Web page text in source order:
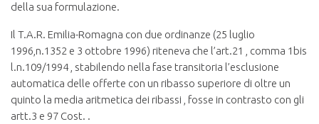
della sua formulazione.
Il T.A.R. Emilia-Romagna con due ordinanze (25 luglio
1996,n.1352 e 3 ottobre 1996) riteneva che l’art.21 , comma 1bis
l.n.109/1994 , stabilendo nella fase transitoria l’esclusione
automatica delle offerte con un ribasso superiore di oltre un
quinto la media aritmetica dei ribassi , fosse in contrasto con gli
artt.3 e 97 Cost. .